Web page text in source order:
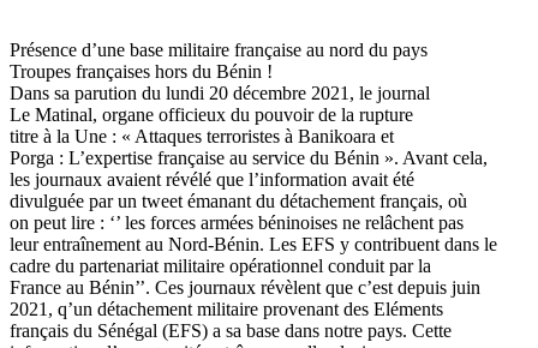
Présence d’une base militaire française au nord du pays
Troupes françaises hors du Bénin !
Dans sa parution du lundi 20 décembre 2021, le journal
Le Matinal, organe officieux du pouvoir de la rupture
titre à la Une : « Attaques terroristes à Banikoara et
Porga : L’expertise française au service du Bénin ». Avant cela,
les journaux avaient révélé que l’information avait été
divulguée par un tweet émanant du détachement français, où
on peut lire : ‘’ les forces armées béninoises ne relâchent pas
leur entraînement au Nord-Bénin. Les EFS y contribuent dans le
cadre du partenariat militaire opérationnel conduit par la
France au Bénin’’. Ces journaux révèlent que c’est depuis juin
2021, q’un détachement militaire provenant des Eléments
français du Sénégal (EFS) a sa base dans notre pays. Cette